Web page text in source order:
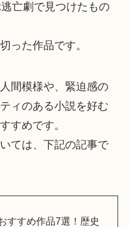
亡劇で見つけたもの
った作品です。
間模様や、緊迫感の
ィのある小説を好む
すめです。
ては、下記の記事で
すすめ作品7選！歴史